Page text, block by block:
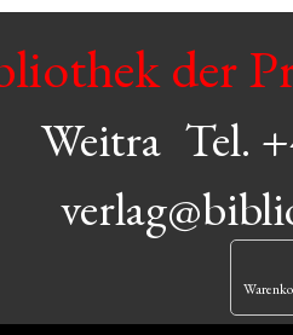
der
Weitra Tel.